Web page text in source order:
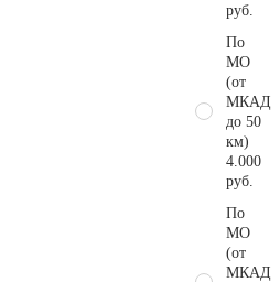
руб.
По
МО
(от
МКАД
до 50
км)
4.000
руб.
По
МО
(от
МКАД